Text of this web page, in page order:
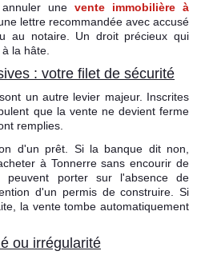
annuler unevente immobilière à
lettre recommandée avec accusé
au notaire. Un droit précieux qui
la hâte.
: votre filet de sécurité
un autre levier majeur. Inscrites
que la vente ne devient ferme
remplies.
d'un prêt. Si la banque dit non,
à Tonnerre sans encourir de
peuvent porter sur l'absence de
d'un permis de construire. Si
la vente tombe automatiquement
ou irrégularité